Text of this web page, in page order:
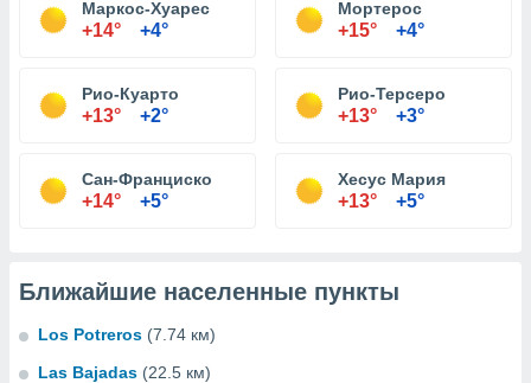
Маркос-Хуарес
+14° +4°
Мортерос
+15° +4°
Рио-Куарто
+13° +2°
Рио-Терсеро
+13° +3°
Сан-Франциско
+14° +5°
Хесус Мария
+13° +5°
Ближайшие населенные пункты
Los Potreros (7.74 км)
Las Bajadas (22.5 км)